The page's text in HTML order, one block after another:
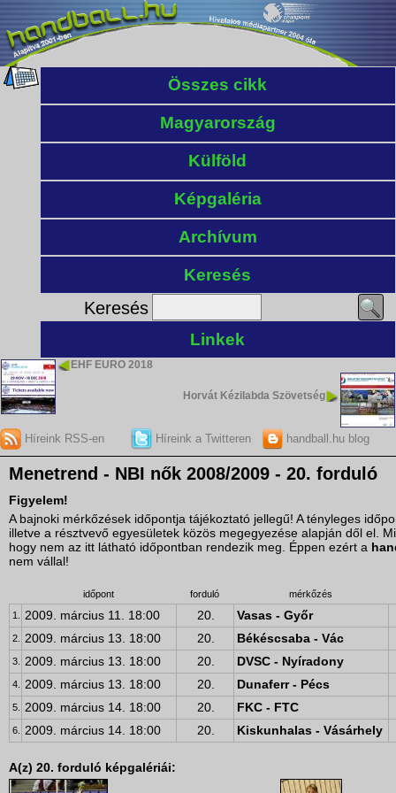
Összes cikk
Magyarország
Külföld
Képgaléria
Archívum
Keresés
Keresés
Linkek
EHF EURO 2018
Horvát Kézilabda Szövetség
Híreink RSS-en Híreink a Twitteren handball.hu blog
Menetrend - NBI nők 2008/2009 - 20. forduló
Figyelem!
A bajnoki mérkőzések időpontja tájékoztató jellegű! A tényleges
illetve a résztvevő egyesületek közös megegyezése alapján dől el.
hogy nem az itt látható időpontban rendezik meg. Éppen ezért a
nem vállal!
időpont forduló
mérkőzés
1.
2009. március 11. 18:00 20. Vasas - Győr
2. 2009. március 13. 18:00 20. Békéscsaba - Vác
3. 2009. március 13. 18:00 20. DVSC - Nyíradony
4. 2009. március 13. 18:00 20. Dunaferr - Pécs
5. 2009. március 14. 18:00 20. FKC - FTC
6. 2009. március 14. 18:00 20. Kiskunhalas - Vásárhely
A(z) 20. forduló képgalériái: